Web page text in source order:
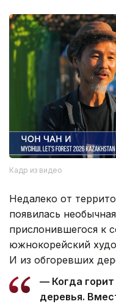
Кадр из видео
Недалеко от
появилась
прислонившегося к
южнокорейский
И из обгоревших
— Когда
деревья.